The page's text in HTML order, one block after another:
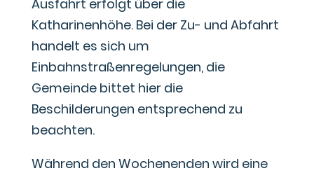
Ausfahrt erfolgt über die
Katharinenhöhe. Bei der Zu- und Abfahrt
handelt es sich um
Einbahnstraßenregelungen, die
Gemeinde bittet hier die
Beschilderungen entsprechend zu
beachten.
Während den Wochenenden wird eine